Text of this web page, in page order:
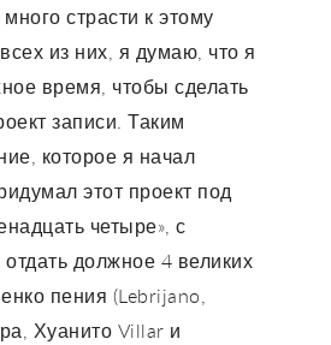
страсти к этому
из них, я думаю, что я
время, чтобы сделать
записи. Таким
которое я начал
этот проект под
четыре», с
должное 4 великих
пения (Lebrijano,
Хуанито Villar и